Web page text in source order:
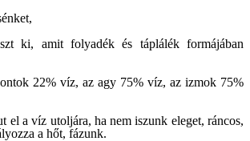
ki, amit folyadék és táplálék formájában
22% víz, az agy 75% víz, az izmok 75%
el a víz utoljára, ha nem iszunk eleget, ráncos,
a hőt, fázunk.